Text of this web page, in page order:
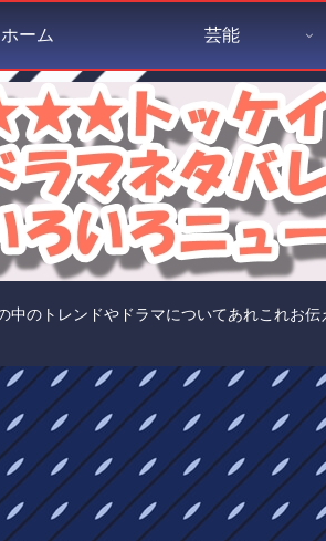
中のトレンドやドラマについてあれこれお
ホーム 芸能